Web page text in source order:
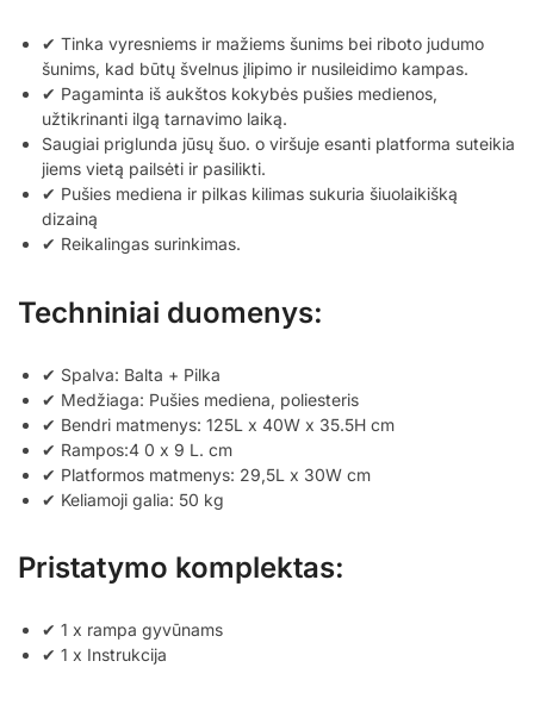
✔ Tinka vyresniems ir mažiems šunims bei riboto judumo
šunims, kad būtų švelnus įlipimo ir nusileidimo kampas.
✔ Pagaminta iš aukštos kokybės pušies medienos,
užtikrinanti ilgą tarnavimo laiką.
Saugiai priglunda jūsų šuo. o viršuje esanti platforma suteikia
jiems vietą pailsėti ir pasilikti.
✔ Pušies mediena ir pilkas kilimas sukuria šiuolaikišką
dizainą
✔ Reikalingas surinkimas.
Techniniai duomenys:
✔ Spalva: Balta + Pilka
✔ Medžiaga: Pušies mediena, poliesteris
✔ Bendri matmenys: 125L x 40W x 35.5H cm
✔ Rampos:4 0 x 9 L. cm
✔ Platformos matmenys: 29,5L x 30W cm
✔ Keliamoji galia: 50 kg
Pristatymo komplektas:
✔ 1 x rampa gyvūnams
✔ 1 x Instrukcija